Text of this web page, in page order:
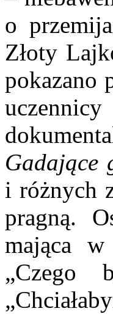
o
Złoty
pokazano
Gadające
i różnych
pragną.
mająca
„Czego